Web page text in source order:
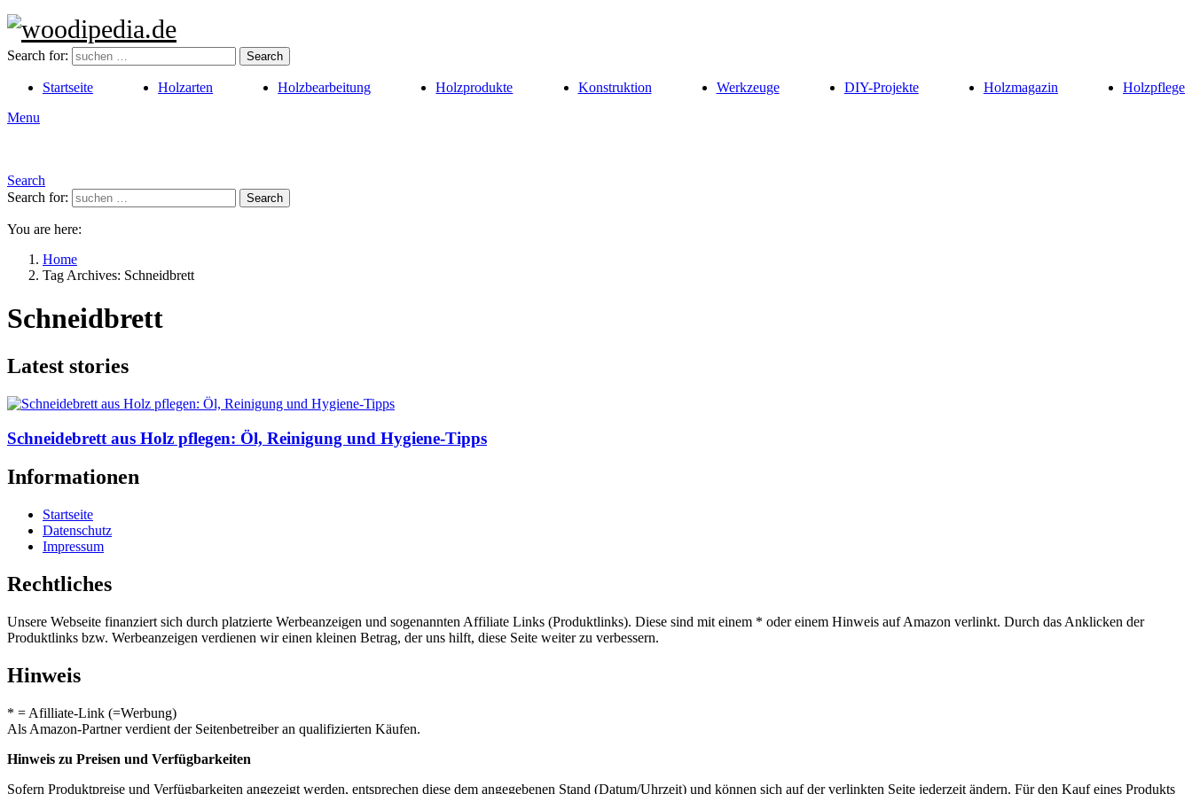
Search for: Search
Startseite Holzarten Holzbearbeitung Holzprodukte Konstruktion Werkzeuge DIY-Projekte Holzmagazin
Holzpflege
Menu
Search
Search for:
Search
You are here:
Home
Tag Archives: Schneidbrett
Schneidbrett
Latest stories
Schneidebrett aus Holz pflegen: Öl, Reinigung und Hygiene-Tipps
Informationen
Startseite
Datenschutz
Impressum
Rechtliches
Unsere Webseite finanziert sich durch platzierte Werbeanzeigen und sogenannten Affiliate Links (Produktlinks). Diese sind mit einem * oder einem Hinweis auf Amazon verlinkt. Durch das Anklicken der
Produktlinks bzw. Werbeanzeigen verdienen wir einen kleinen Betrag, der uns hilft, diese Seite weiter zu verbessern.
Hinweis
* = Afilliate-Link (=Werbung)
Als Amazon-Partner verdient der Seitenbetreiber an qualifizierten Käufen.
Hinweis zu Preisen und Verfügbarkeiten
Sofern Produktpreise und Verfügbarkeiten angezeigt werden, entsprechen diese dem angegebenen Stand (Datum/Uhrzeit) und können sich auf der verlinkten Seite jederzeit ändern. Für den Kauf eines Produkts